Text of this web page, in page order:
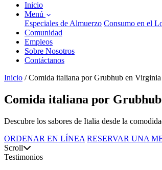
Inicio
Menú
Especiales de Almuerzo Consumo en el
Comunidad
Empleos
Sobre Nosotros
Contáctanos
Inicio / Comida italiana por Grubhub en Virginia
Comida italiana por
Descubre los sabores de Italia desde la
ORDENAR EN LÍNEA RESERVAR UNA
Scroll
Testimonios